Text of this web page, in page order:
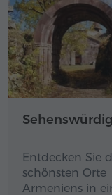
Entdecken Sie
schönsten Orte
Armeniens in